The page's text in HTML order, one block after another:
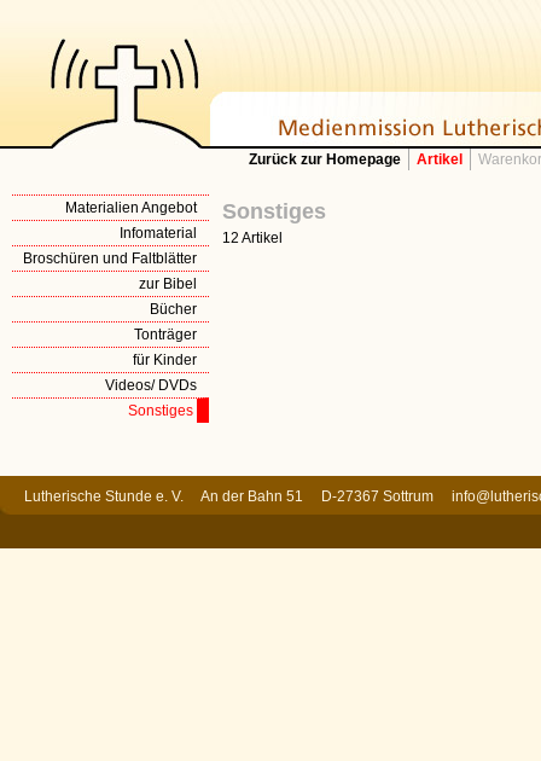
Zurück zur Homepage Artikel
Materialien Angebot
Infomaterial
Broschüren und Faltblätter
zur Bibel
Bücher
Tonträger
für Kinder
Videos/ DVDs
Sonstiges
Sonstiges
12 Artikel
Lutherische Stunde e. V. An der Bahn 51 D-27367 Sottrum